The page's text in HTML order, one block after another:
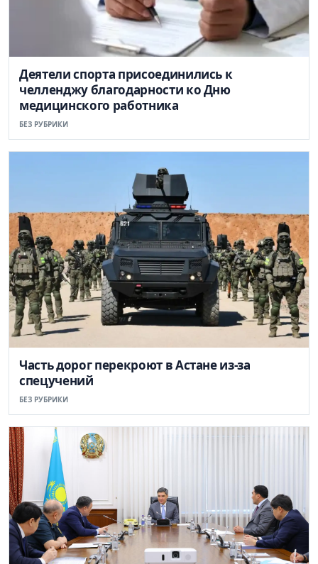
Деятели спорта присоединились к
челленджу благодарности ко Дню
медицинского работника
БЕЗ РУБРИКИ
Часть дорог перекроют в Астане из-за
спецучений
БЕЗ РУБРИКИ